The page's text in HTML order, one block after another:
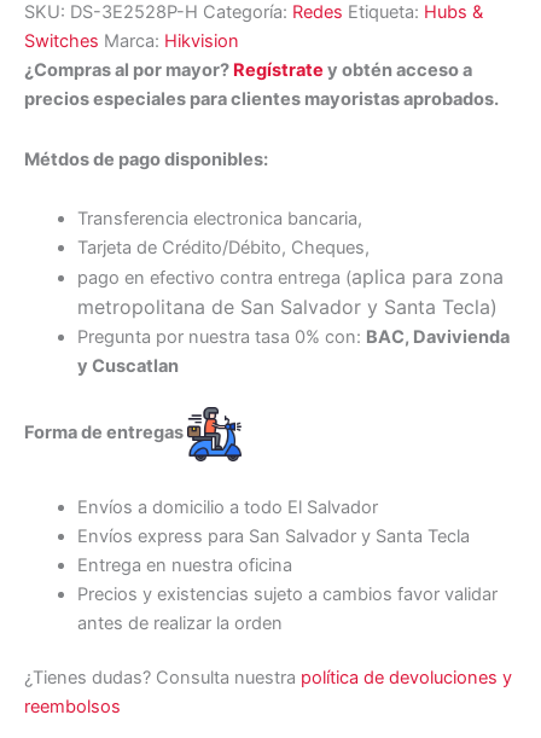
SKU: DS-3E2528P-H Categoría: Redes Etiqueta: Hubs &
Switches Marca: Hikvision
¿Compras al por mayor? Regístrate y obtén acceso a
precios especiales para clientes mayoristas aprobados.
Métdos de pago disponibles:
Transferencia electronica bancaria,
Tarjeta de Crédito/Débito, Cheques,
pago en efectivo contra entrega (aplica para zona
metropolitana de San Salvador y Santa Tecla)
Pregunta por nuestra tasa 0% con: BAC, Davivienda
y Cuscatlan
Forma de entregas
Envíos a domicilio a todo El Salvador
Envíos express para San Salvador y Santa Tecla
Entrega en nuestra oficina
Precios y existencias sujeto a cambios favor validar
antes de realizar la orden
¿Tienes dudas? Consulta nuestra política de devoluciones y
reembolsos